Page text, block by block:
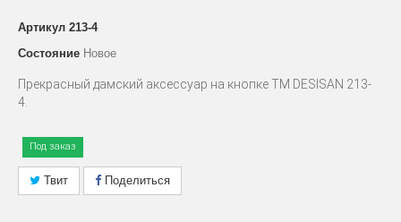
Артикул 213-4
Состояние Новое
Прекрасный дамский аксессуар на кнопке ТМ DESISAN 213-
4.
Под заказ
Твит Поделиться